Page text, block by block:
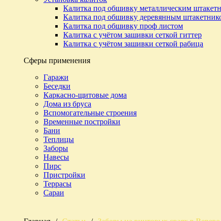
Калитка под обшивку металлическим
Калитка под обшивку деревянным
Калитка под обшивку проф листом
Калитка с учётом зашивки сеткой гиттер
Калитка с учётом зашивки сеткой рабица
Сферы применения
Гаражи
Беседки
Каркасно-щитовые дома
Дома из бруса
Вспомогательные строения
Временные постройки
Бани
Теплицы
Заборы
Навесы
Пирс
Пристройки
Террасы
Сараи